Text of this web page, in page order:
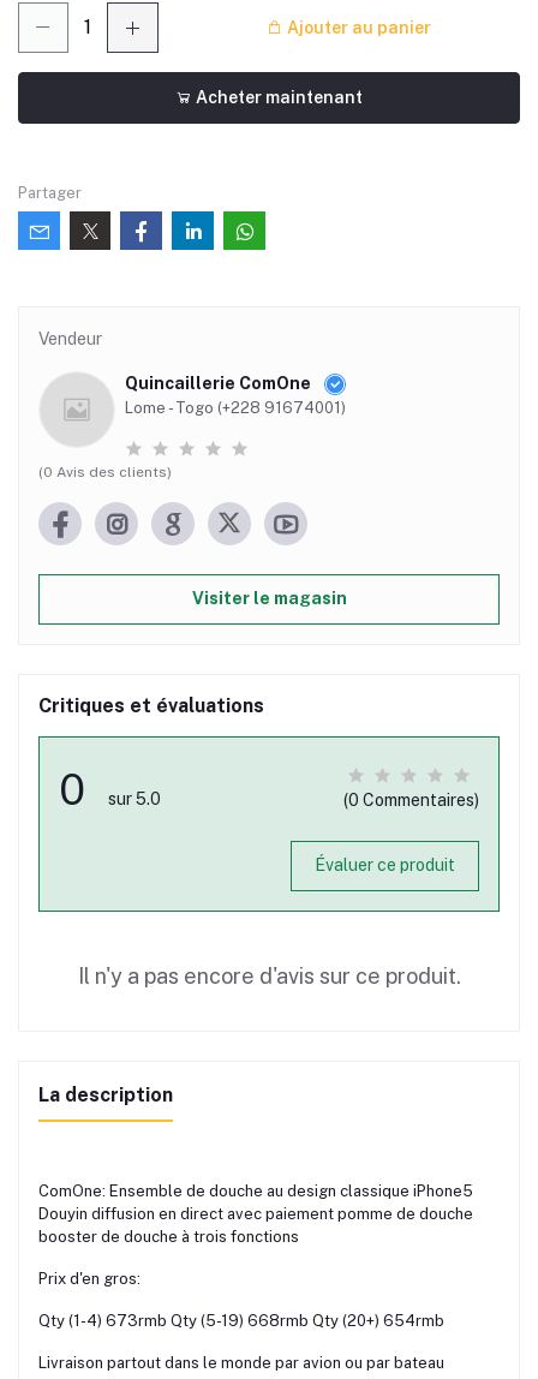
Ajouter au panier
Acheter maintenant
Partager
Vendeur
Quincaillerie ComOne
Lome - Togo (+228 91674001)
(0 Avis des clients)
Visiter le magasin
Critiques et évaluations
0 sur 5.0 (0 Commentaires)
Évaluer ce produit
Il n'y a pas encore d'avis sur ce produit.
La description
ComOne: Ensemble de douche au design classique iPhone5
Douyin diffusion en direct avec paiement pomme de douche
booster de douche à trois fonctions
Prix d'en gros:
Qty (1-4) 673rmb Qty (5-19) 668rmb Qty (20+) 654rmb
Livraison partout dans le monde par avion ou par bateau